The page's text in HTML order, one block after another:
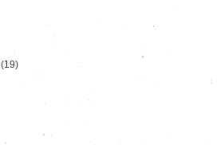
(19)